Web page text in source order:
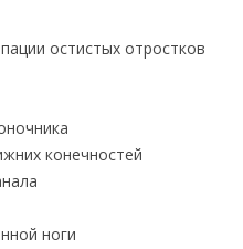
остистых отростков
конечностей
ноги